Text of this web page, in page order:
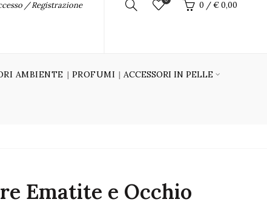
/ Registrazione 0 / € 0,00
AMBIENTE PROFUMI ACCESSORI IN PELLE
Ematite e Occhio